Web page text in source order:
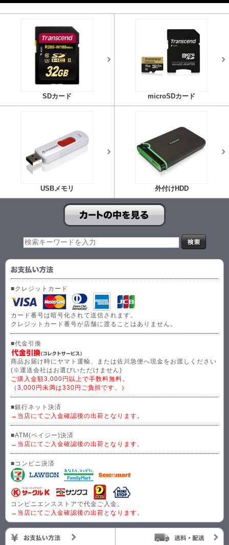
SDカード microSDカード
USBメモリ 外付けHDD
■クレジットカード
カード番号は暗号化されて送信されます。
クレジットカード番号が店舗に渡ることはありません。
■代金引換
商品お届け時にヤマト運輸、または佐川急便へ現金をお渡しください
(※運送会社はお選びいただけません)
ご購入金額3,000円以上で手数料無料。
（3,000円未満は330円ご負担です。）
■銀行ネット決済
→当店にてご入金確認後の出荷となります。
■ATM(ペイジー)決済
→当店にてご入金確認後の出荷となります。
■コンビニ決済
コンビニエンスストアで代金ご入金。
→当店にてご入金確認後の出荷となります。